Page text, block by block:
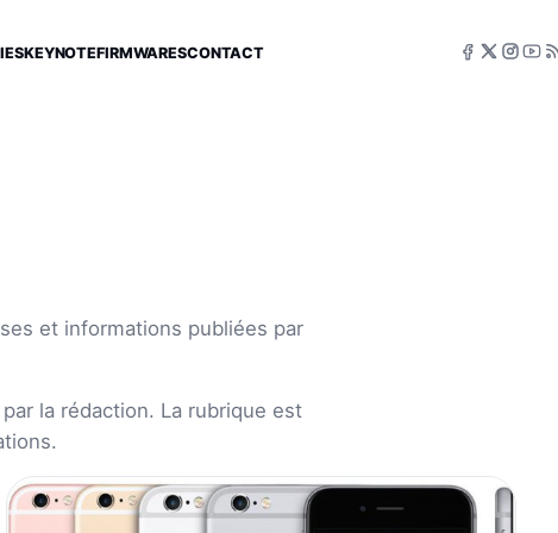
KEYNOTEFIRMWARESCONTACT
et informations publiées par
la rédaction. La rubrique est